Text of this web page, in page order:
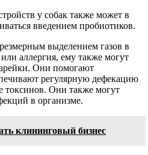
у собак также может в
введением пробиотиков.
выделением газов в
аллергия, ему также могут
Они помогают
регулярную дефекацию
токсинов. Они также могут
в организме.
клининговый бизнес